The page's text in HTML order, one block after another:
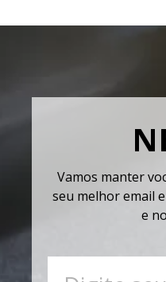
Vamos manter
seu melhor email
e